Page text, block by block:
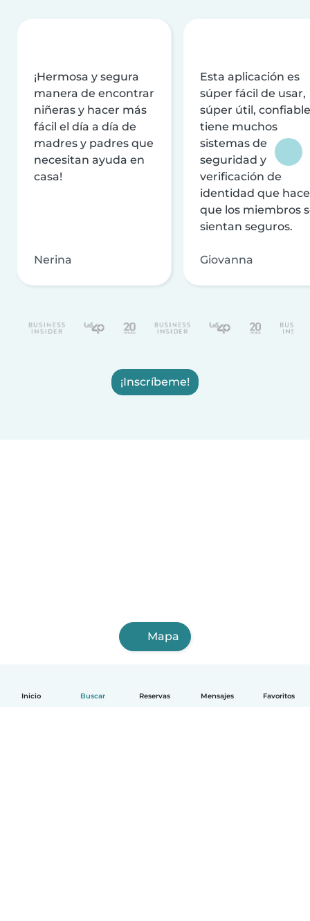
Inicio Buscar Reservas Mensajes Favoritos
¡Hermosa y segura
manera de encontrar
niñeras y hacer más
fácil el día a día de
madres y padres que
necesitan ayuda en
casa!
Nerina
Esta aplicación es
súper fácil de usar,
súper útil,
tiene muchos
sistemas de
seguridad y
verificación de
identidad que
que los miembros
sientan seguros.
Giovanna
¡Inscríbeme!
Mapa